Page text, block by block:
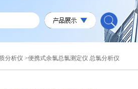
分析仪 >便携式余氯总氯测定仪 总氯分析仪